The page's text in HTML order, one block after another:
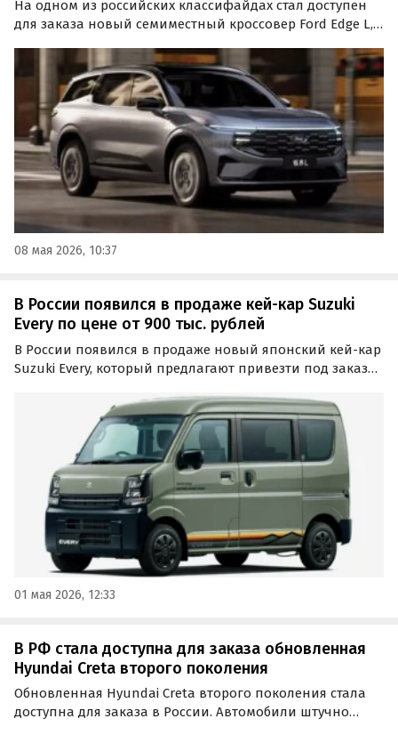
На одном из российских классифайдах стал доступен
для заказа новый семиместный кроссовер Ford Edge L,
Ford для китайского рынка.
08 мая 2026, 10:37
В России появился в продаже кей-кар Suzuki
Every по цене от 900 тыс. рублей
В России появился в продаже новый японский кей-кар
Suzuki Every, который предлагают привезти под заказ
альтернативным схемам, а в числе доступных машин
есть версии с полным приводом, сообщает…
01 мая 2026, 12:33
В РФ стала доступна для заказа обновленная
Hyundai Creta второго поколения
Обновленная Hyundai Creta второго поколения стала
доступна для заказа в России. Автомобили штучно